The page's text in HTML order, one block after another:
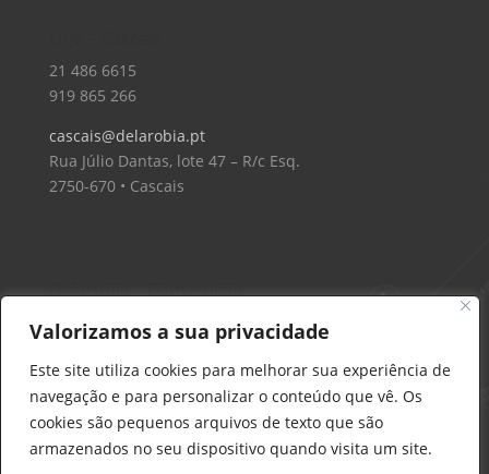
Valorizamos a sua privacidade
Este site utiliza cookies para melhorar sua experiência de
navegação e para personalizar o conteúdo que vê. Os
cookies são pequenos arquivos de texto que são
armazenados no seu dispositivo quando visita um site.
21 486 6615
919 865 266
cascais@delarobia.pt
Rua Júlio Dantas, lote 47 – R/c Esq.
2750-670 • Cascais
Delarobia – Construção
912 441 514
construcao@delarobia.pt
R. António Andrade, 1171
2820-287 • Charneca de Caparica